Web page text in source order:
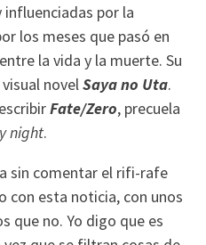
por la
los meses que pasó en
la vida y la muerte. Su
novelSaya no Uta.
Fate/Zero, precuela
night.
sin comentar el rifi-rafe
con esta noticia, con unos
que no. Yo digo que es